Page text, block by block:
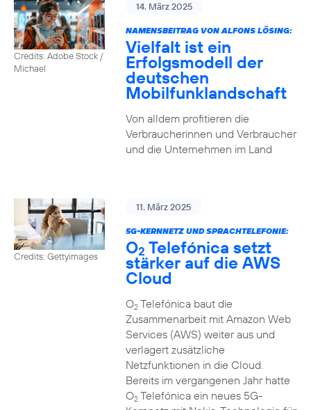
Credits: Adobe Stock /
Michael
14. März 2025
NAMENSBEITRAG VON ALFONS LÖSING:
Vielfalt ist ein
Erfolgsmodell der
deutschen
Mobilfunklandschaft
Von alldem profitieren die
Verbraucherinnen und Verbraucher
und die Unternehmen im Land
Credits: Gettyimages
11. März 2025
5G-KERNNETZ UND SPRACHTELEFONIE:
O2 Telefónica setzt
stärker auf die AWS
Cloud
O2Telefónica baut die
Zusammenarbeit mit Amazon Web
Services (AWS) weiter aus und
verlagert zusätzliche
Netzfunktionen in die Cloud.
Bereits im vergangenen Jahr hatte
O2Telefónica ein neues 5G-